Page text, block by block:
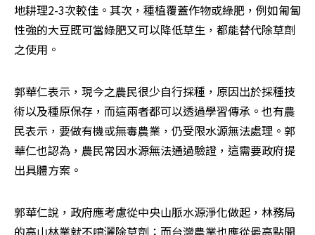
地耕理2-3次較佳。其次，種植覆蓋作物或綠肥，例如匍匐
性強的大豆既可當綠肥又可以降低草生，都能替代除草劑
之使用。
郭華仁表示，現今之農民很少自行採種，原因出於採種技
術以及種原保存，而這兩者都可以透過學習傳承。也有農
民表示，要做有機或無毒農業，仍受限水源無法處理。郭
華仁也認為，農民常因水源無法通過驗證，這需要政府提
出具體方案。
郭華仁說，政府應考慮從中央山脈水源淨化做起，林務局